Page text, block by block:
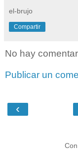
el-brujo
Compartir
No hay
Publicar un
‹